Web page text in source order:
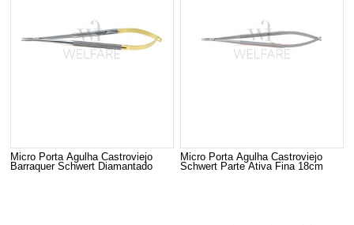
Micro Porta Agulha Castroviejo
Barraquer Schwert Diamantado
Micro Porta Agulha Castroviejo
Schwert Parte Ativa Fina 18cm